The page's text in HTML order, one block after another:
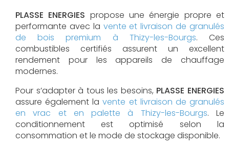
PLASSE ENERGIES propose une énergie propre et
performante avec la vente et livraison de granulés
de bois premium à Thizy-les-Bourgs. Ces
combustibles certifiés assurent un excellent
rendement pour les appareils de chauffage
modernes.
Pour s’adapter à tous les besoins, PLASSE ENERGIES
assure également lavente et livraison de granulés
en vrac et en palette à Thizy-les-Bourgs. Le
conditionnement est optimisé selon la
consommation et le mode de stockage disponible.